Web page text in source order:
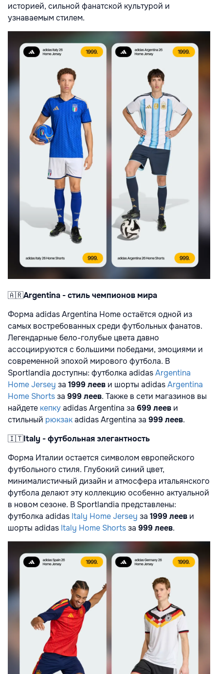
историей, сильной фанатской культурой и
узнаваемым стилем.
🇦🇷Argentina - стиль чемпионов мира
Форма adidas Argentina Home остаётся одной из
самых востребованных среди футбольных фанатов.
Легендарные бело-голубые цвета давно
ассоциируются с большими победами, эмоциями и
современной эпохой мирового футбола. В
Sportlandia доступны: футболка adidasArgentina
Home Jersey за 1999 леев и шорты adidasArgentina
Home Shortsза 999 леев. Также в сети магазинов вы
найдете кепкуadidas Argentina за 699 леев и
стильный рюкзакadidas Argentina за 999 леев.
🇮🇹Italy - футбольная элегантность
Форма Италии остается символом европейского
футбольного стиля. Глубокий синий цвет,
минималистичный дизайн и атмосфера итальянского
футбола делают эту коллекцию особенно актуальной
в новом сезоне. В Sportlandia представлены:
футболка adidas Italy Home Jersey за 1999 леев и
шорты adidas Italy Home Shortsза 999 леев.